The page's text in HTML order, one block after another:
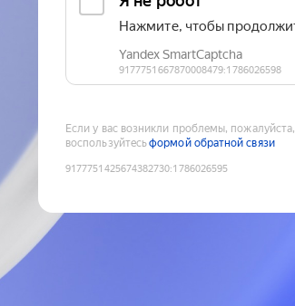
Если у вас возникли проблемы, пожалуйста,
воспользуйтесьформой обратной связи
9177751425674382730:1786026595